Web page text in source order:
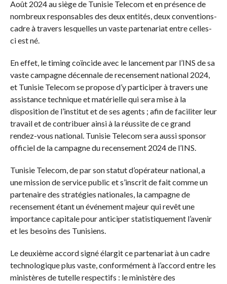
Août 2024 au siège de Tunisie Telecom et en présence de
nombreux responsables des deux entités, deux conventions-
cadre à travers lesquelles un vaste partenariat entre celles-
ci est né.
En effet, le timing coïncide avec le lancement par l’INS de sa
vaste campagne décennale de recensement national 2024,
et Tunisie Telecom se propose d’y participer à travers une
assistance technique et matérielle qui sera mise à la
disposition de l’institut et de ses agents ; afin de faciliter leur
travail et de contribuer ainsi à la réussite de ce grand
rendez-vous national. Tunisie Telecom sera aussi sponsor
officiel de la campagne du recensement 2024 de l’INS.
Tunisie Telecom, de par son statut d’opérateur national, a
une mission de service public et s’inscrit de fait comme un
partenaire des stratégies nationales, la campagne de
recensement étant un événement majeur qui revêt une
importance capitale pour anticiper statistiquement l’avenir
et les besoins des Tunisiens.
Le deuxième accord signé élargit ce partenariat à un cadre
technologique plus vaste, conformément à l’accord entre les
ministères de tutelle respectifs : le ministère des